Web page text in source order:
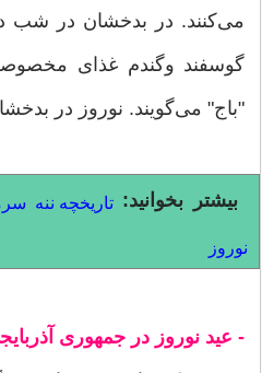
می‌کنند. در بدخشان در شب
گوسفند وگندم غذای
"باج" می‌گویند. نوروز در
بیشتر بخوانید:تاریخچه ننه
نوروز
- عید نوروز در جمهوری